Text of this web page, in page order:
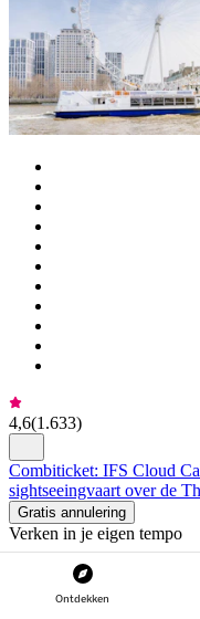
Ontdekken
4,6(1.633)
Combiticket: IFS Cloud
sightseeingvaart over de
Gratis annulering
Verken in je eigen tempo
Deze voordelige
Cloud Cable Car en